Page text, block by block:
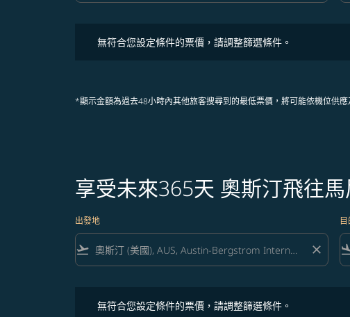
無符合您設定條件的票價，請調整篩選條件。
*顯示金額為過去48小時內其他旅客搜尋到的最低票價，將可能依機位供
享受未來365天 奧斯汀飛往
出發地
flight_takeoff close
無符合您設定條件的票價，請調整篩選條件。